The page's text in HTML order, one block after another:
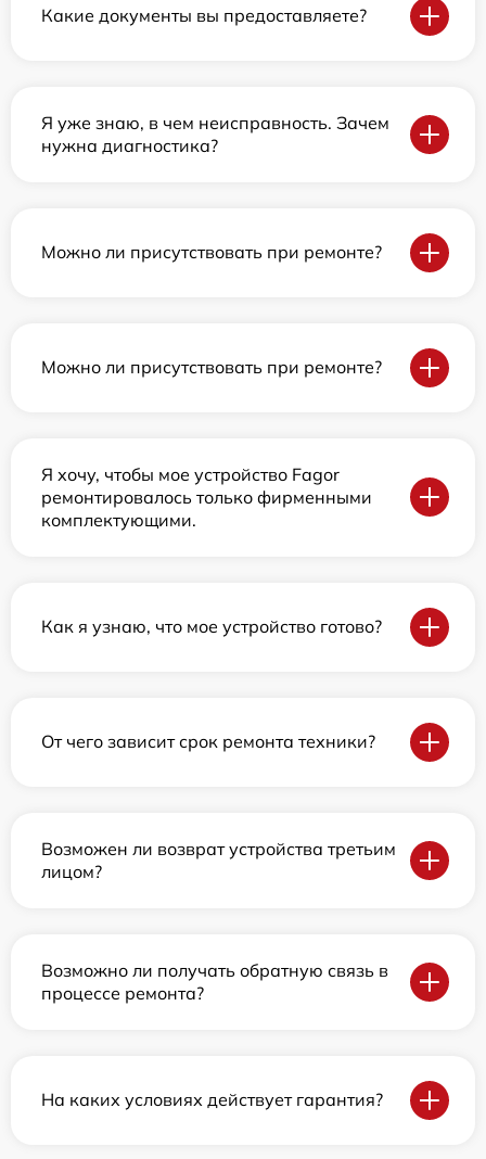
Какие документы вы предоставляете?
Я уже знаю, в чем неисправность. Зачем
нужна диагностика?
Можно ли присутствовать при ремонте?
Можно ли присутствовать при ремонте?
Я хочу, чтобы мое устройство Fagor
ремонтировалось только фирменными
комплектующими.
Как я узнаю, что мое устройство готово?
От чего зависит срок ремонта техники?
Возможен ли возврат устройства третьим
лицом?
Возможно ли получать обратную связь в
процессе ремонта?
На каких условиях действует гарантия?